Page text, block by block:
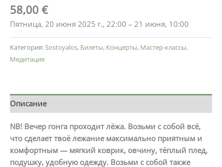
58,00 €
Пятница, 20 июня 2025 г., 22:00 – 21 июня, 10:00
Категория: Sostoyalos, Билеты, Концерты, Мастер-классы,
Медитация
Описание
NB! Вечер гонга проходит лёжа. Возьми с собой всё,
что сделает твоё лежание максимально приятным и
комфортным — мягкий коврик, овчину, тёплый плед,
подушку, удобную одежду. Возьми с собой также